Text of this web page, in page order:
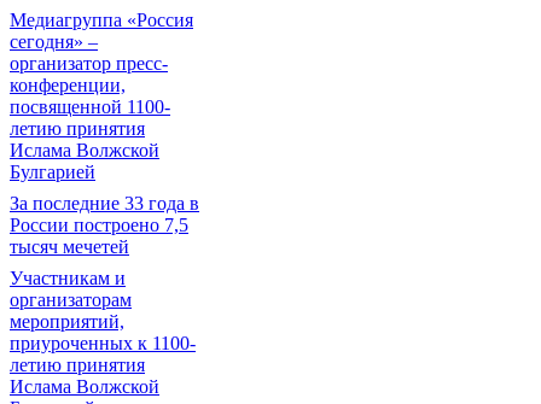
Медиагруппа «Россия
сегодня» –
организатор пресс-
конференции,
посвященной 1100-
летию принятия
Ислама Волжской
Булгарией
За последние 33 года в
России построено 7,5
тысяч мечетей
Участникам и
организаторам
мероприятий,
приуроченных к 1100-
летию принятия
Ислама Волжской